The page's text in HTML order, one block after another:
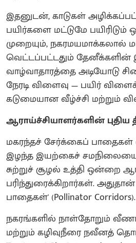
இதனுடன், காடுகள்
பயிர்களை மட்டுமே பயிரிடும்
முறையும், நகரமயமாக்கலால்
வெட்டப்பட்டதும்
வாழ்வாதாரத்தை அடியோடு
நேரடி விளைவு — பயிர்
கடுமையான வீழ்ச்சி மற்றும்
ஆராய்ச்சியாளர்களின் புதிய
மகரந்தச் சேர்க்கைப் பாதைகள்
இழந்த இயற்கைச் சமநிலையை
சுற்றுச் சூழல் உத்தி ஒன்றை
பரிந்துரைக்கிறார்கள்.
பாதைகள்' (Pollinator Corridors).
நகரங்களில் நாள்தோறும்
மற்றும் கழிவுநீரை நவீனத்